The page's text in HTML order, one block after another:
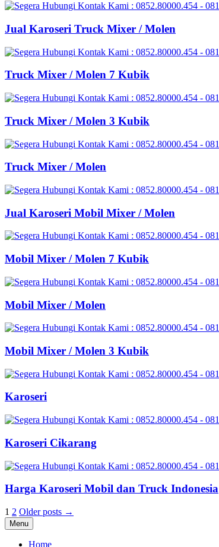
Jual Karoseri Truck Mixer / Molen
Truck Mixer / Molen 7 Kubik
Truck Mixer / Molen 3 Kubik
Truck Mixer / Molen
Jual Karoseri Mobil Mixer / Molen
Mobil Mixer / Molen 7 Kubik
Mobil Mixer / Molen
Mobil Mixer / Molen 3 Kubik
Karoseri
Karoseri Cikarang
Harga Karoseri Mobil dan Truck Indonesia
Posts
pagination
1 2 Older posts →
Menu
Home